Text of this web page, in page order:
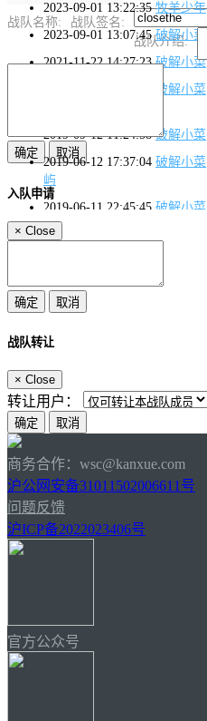
2023-09-01 13:22:35 牧羊少年
2023-09-01 13:07:45 破解小菜
2021-11-22 14:27:23 破解小菜
破解小菜
2019-09-12 11:24:58 破解小菜
2019-06-12 17:37:04 破解小菜
屿
2019-06-11 22:45:45 破解小菜
战队名称:
战队签名:
战队介绍:
入队申请
× Close
战队转让
× Close
转让用户：
商务合作：wsc@kanxue.com
沪公网安备31011502006611号
问题反馈
沪ICP备2022023406号
官方公众号